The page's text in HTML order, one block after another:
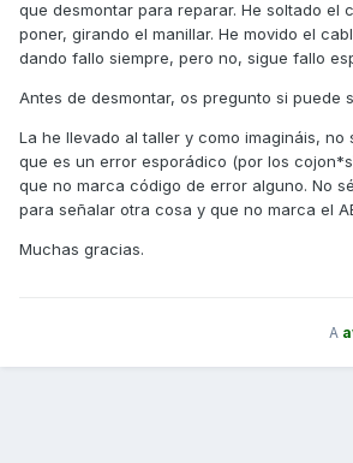
que desmontar para reparar. He soltado el
poner, girando el manillar. He movido el
dando fallo siempre, pero no, sigue fallo
Antes de desmontar, os pregunto si puede
La he llevado al taller y como imagináis, no
que es un error esporádico (por los
que no marca código de error alguno. No
para señalar otra cosa y que no marca el
Muchas gracias.
A